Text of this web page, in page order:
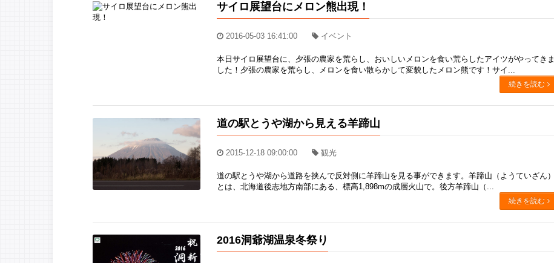
サイロ展望台にメロン熊出現！
2016-05-03 16:41:00 イベント
本日サイロ展望台に、夕張の農家を荒らし、おいしいメロンを食い荒らしたアイツがやってきま
した！夕張の農家を荒らし、メロンを食い散らかして変貌したメロン熊です！サイ...
続きを読む
道の駅とうや湖から見える羊蹄山
2015-12-18 09:00:00 観光
道の駅とうや湖から道路を挟んで反対側に羊蹄山を見る事ができます。羊蹄山（ようていざん）
とは、北海道後志地方南部にある、標高1,898mの成層火山で。後方羊蹄山（...
続きを読む
2016洞爺湖温泉冬祭り